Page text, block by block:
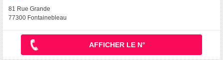
81 Rue Grande
77300 Fontainebleau
AFFICHER LE N°